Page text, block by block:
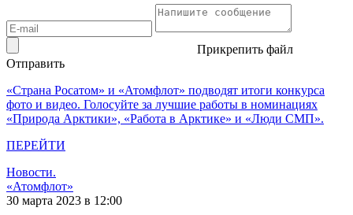
Прикрепить файл
Отправить
«Страна Росатом» и «Атомфлот» подводят итоги конкурса
фото и видео. Голосуйте за лучшие работы в номинациях
«Природа Арктики», «Работа в Арктике» и «Люди СМП».
ПЕРЕЙТИ
Новости.
«Атомфлот»
30 марта 2023 в 12:00